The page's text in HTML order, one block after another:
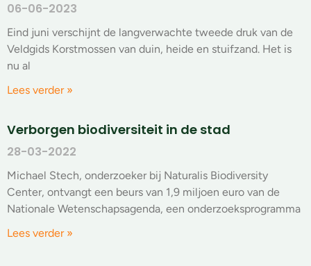
06-06-2023
Eind juni verschijnt de langverwachte tweede druk van de
Veldgids Korstmossen van duin, heide en stuifzand. Het is
nu al
Lees verder »
Verborgen biodiversiteit in de stad
28-03-2022
Michael Stech, onderzoeker bij Naturalis Biodiversity
Center, ontvangt een beurs van 1,9 miljoen euro van de
Nationale Wetenschapsagenda, een onderzoeksprogramma
Lees verder »